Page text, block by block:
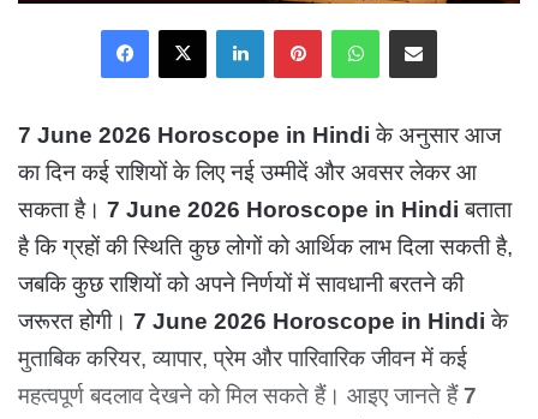
7 June 2026 Horoscope in Hindi के अनुसार आज
का दिन कई राशियों के लिए नई उम्मीदें और अवसर लेकर आ
सकता है। 7 June 2026 Horoscope in Hindi बताता
है कि ग्रहों की स्थिति कुछ लोगों को आर्थिक लाभ दिला सकती है,
जबकि कुछ राशियों को अपने निर्णयों में सावधानी बरतने की
जरूरत होगी। 7 June 2026 Horoscope in Hindi के
मुताबिक करियर, व्यापार, प्रेम और पारिवारिक जीवन में कई
महत्वपूर्ण बदलाव देखने को मिल सकते हैं। आइए जानते हैं7